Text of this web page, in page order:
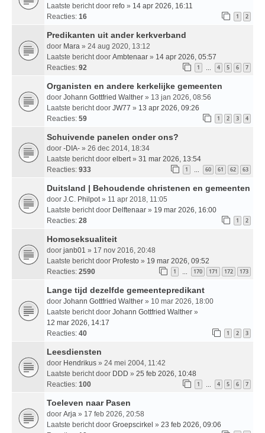
Laatste bericht door refo » 14 apr 2026, 16:11
Reacties: 16 1 2
Predikanten uit ander kerkverband
door Mara » 24 aug 2020, 13:12
Laatste bericht door Ambtenaar » 14 apr 2026, 05:57
Reacties: 92 1 … 4 5 6 7
Organisten en andere kerkelijke gemeenten
door Johann Gottfried Walther » 13 jan 2026, 08:56
Laatste bericht door JW77 » 13 apr 2026, 09:26
Reacties: 59 1 2 3 4
Schuivende panelen onder ons?
door -DIA- » 26 dec 2014, 18:34
Laatste bericht door elbert » 31 mar 2026, 13:54
Reacties: 933 1 … 60 61 62 63
Duitsland | Behoudende christenen en gemeenten
door J.C. Philpot » 11 apr 2018, 11:05
Laatste bericht door Delftenaar » 19 mar 2026, 16:00
Reacties: 28 1 2
Homoseksualiteit
door janb01 » 17 nov 2016, 20:48
Laatste bericht door Profesto » 19 mar 2026, 09:52
Reacties: 2590 1 … 170 171 172 173
Lange tijd dezelfde gemeentepredikant
door Johann Gottfried Walther » 10 mar 2026, 18:00
Laatste bericht door Johann Gottfried Walther »
12 mar 2026, 14:17
Reacties: 40 1 2 3
Leesdiensten
door Hendrikus » 24 mei 2004, 11:42
Laatste bericht door DDD » 25 feb 2026, 10:48
Reacties: 100 1 … 4 5 6 7
Toeleven naar Pasen
door Arja » 17 feb 2026, 20:58
Laatste bericht door Groepscirkel » 23 feb 2026, 09:06